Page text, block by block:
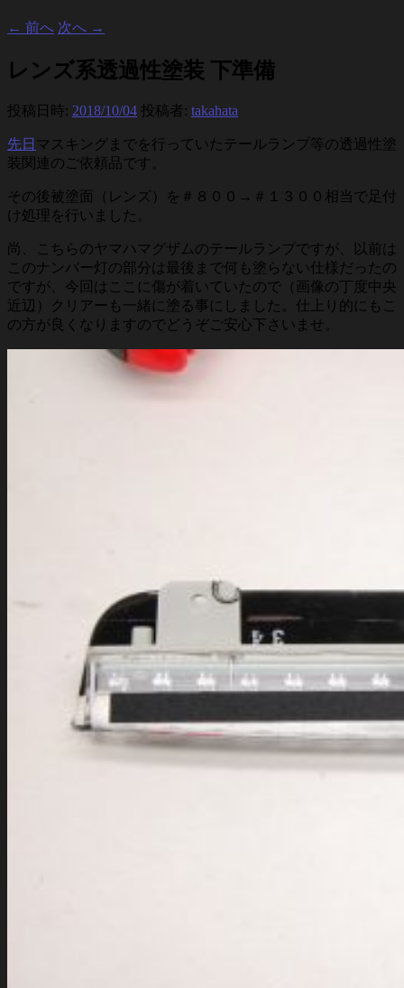
← 前へ 次へ →
レンズ系透過性塗装 下準備
投稿日時: 2018/10/04 投稿者: takahata
先日 マスキングまでを行っていたテールランプ等の透過性塗
装関連のご依頼品です。
その後被塗面（レンズ）を＃８００→＃１３００相当で足付
け処理を行いました。
尚、こちらのヤマハマグザムのテールランプですが、以前は
このナンバー灯の部分は最後まで何も塗らない仕様だったの
ですが、今回はここに傷が着いていたので（画像の丁度中央
近辺）クリアーも一緒に塗る事にしました。仕上り的にもこ
の方が良くなりますのでどうぞご安心下さいませ。